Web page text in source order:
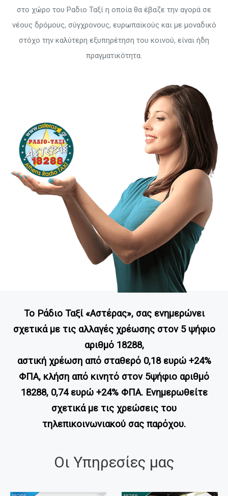
στο χώρο του Ραδιο Ταξί η οποία θα έβαζε την αγορά σε
νέους δρόμους, σύγχρονους, ευρωπαϊκούς και με μοναδικό
στόχο την καλύτερη εξυπηρέτηση του κοινού, είναι ήδη
πραγματικότητα.
Το Ράδιο Ταξί «Αστέρας», σας ενημερώνει
σχετικά με τις αλλαγές χρέωσης στον 5 ψήφιο
αριθμό 18288,
αστική χρέωση από σταθερό 0,18 ευρώ +24%
ΦΠΑ, κλήση από κινητό στον 5ψήφιο αριθμό
18288, 0,74 ευρώ +24% ΦΠΑ. Ενημερωθείτε
σχετικά με τις χρεώσεις του
τηλεπικοινωνιακού σας παρόχου.
Οι Υπηρεσίες μας